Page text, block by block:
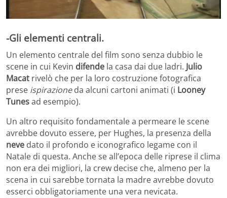
-Gli elementi centrali.
Un elemento centrale del film sono senza dubbio le
scene in cui Kevin difende la casa dai due ladri. Julio
Macat rivelò che per la loro costruzione fotografica
prese ispirazioneda alcuni cartoni animati (i Looney
Tunesad esempio).
Un altro requisito fondamentale a permeare le scene
avrebbe dovuto essere, per Hughes, la presenza della
neve dato il profondo e iconografico legame con il
Natale di questa. Anche se all’epoca delle riprese il clima
non era dei migliori, la crew decise che, almeno per la
scena in cui sarebbe tornata la madre avrebbe dovuto
esserci obbligatoriamente una vera nevicata.